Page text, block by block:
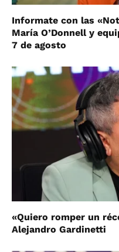
Informate con las
María O’Donnell y
7 de agosto
«Quiero romper un
Alejandro Gardinetti